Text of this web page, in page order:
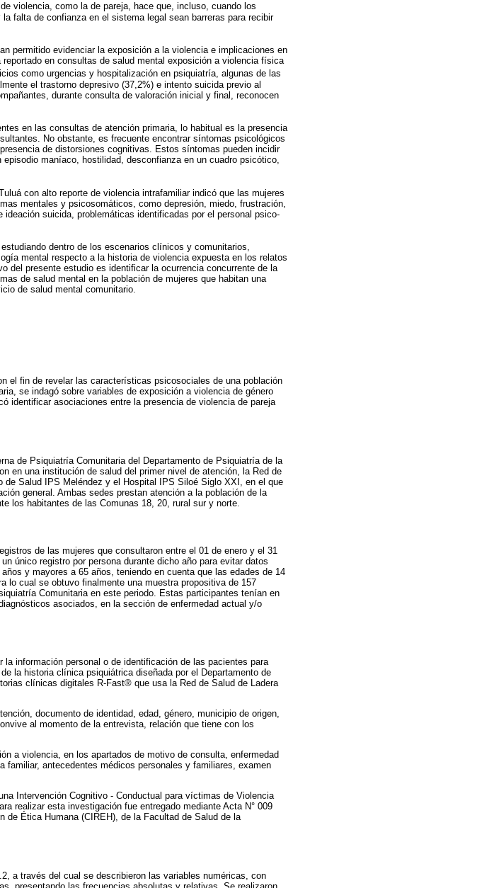
violencia, como la de pareja, hace que, incluso, cuando los
falta de confianza en el sistema legal sean barreras para recibir
permitido evidenciar la exposición a la violencia e implicaciones en
en consultas de salud mental exposición a violencia física
como urgencias y hospitalización en psiquiatría, algunas de las
el trastorno depresivo (37,2%) e intento suicida previo al
durante consulta de valoración inicial y final, reconocen
en las consultas de atención primaria, lo habitual es la presencia
No obstante, es frecuente encontrar síntomas psicológicos
de distorsiones cognitivas. Estos síntomas pueden incidir
maníaco, hostilidad, desconfianza en un cuadro psicótico,
con alto reporte de violencia intrafamiliar indicó que las mujeres
mentales y psicosomáticos, como depresión, miedo, frustración,
suicida, problemáticas identificadas por el personal psico-
dentro de los escenarios clínicos y comunitarios,
mental respecto a la historia de violencia expuesta en los relatos
del presente estudio es identificar la ocurrencia concurrente de la
de salud mental en la población de mujeres que habitan una
de salud mental comunitario.
el fin de revelar las características psicosociales de una población
se indagó sobre variables de exposición a violencia de género
identificar asociaciones entre la presencia de violencia de pareja
de Psiquiatría Comunitaria del Departamento de Psiquiatría de la
en una institución de salud del primer nivel de atención, la Red de
Salud IPS Meléndez y el Hospital IPS Siloé Siglo XXI, en el que
general. Ambas sedes prestan atención a la población de la
los habitantes de las Comunas 18, 20, rural sur y norte.
de las mujeres que consultaron entre el 01 de enero y el 31
único registro por persona durante dicho año para evitar datos
y mayores a 65 años, teniendo en cuenta que las edades de 14
lo cual se obtuvo finalmente una muestra propositiva de 157
Comunitaria en este periodo. Estas participantes tenían en
asociados, en la sección de enfermedad actual y/o
información personal o de identificación de las pacientes para
la historia clínica psiquiátrica diseñada por el Departamento de
clínicas digitales R-Fast® que usa la Red de Salud de Ladera
documento de identidad, edad, género, municipio de origen,
al momento de la entrevista, relación que tiene con los
a violencia, en los apartados de motivo de consulta, enfermedad
antecedentes médicos personales y familiares, examen
Intervención Cognitivo - Conductual para víctimas de Violencia
realizar esta investigación fue entregado mediante Acta N° 009
de Ética Humana (CIREH), de la Facultad de Salud de la
a través del cual se describieron las variables numéricas, con